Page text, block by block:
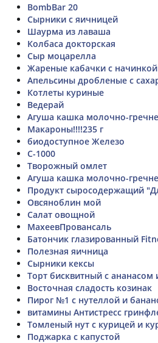
BombBar 20
Сырники с яичницей
Шаурма из лаваша
Колбаса докторская
Сыр моцарелла
Жареные кабачки с начинкой
Апельсины дробленые с
Котлеты куриные
Ведерай
Агуша кашка молочно-
Макароны!!!!235 г
биодоступное Железо
С-1000
Творожный омлет
Агуша кашка молочно-
Продукт сыросодержащий
Овсяноблин мой
Салат овощной
МахеевПровансаль
Батончик глазированный
Полезная яичница
Сырники кексы
Торт бисквитный с ананасом
Восточная сладость козинак
Пирог №1 с нутеллой и
витамины Антистресс
Томленый нут с курицей и
Поджарка с капустой